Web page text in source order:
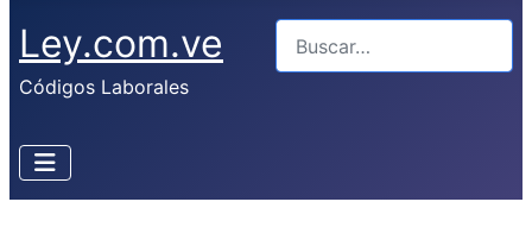
Ley.com.ve
Códigos Laborales